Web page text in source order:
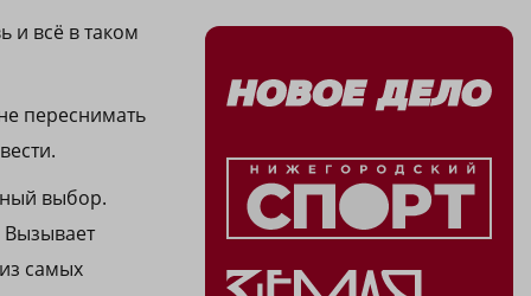
и всё в таком
переснимать
выбор.
самых